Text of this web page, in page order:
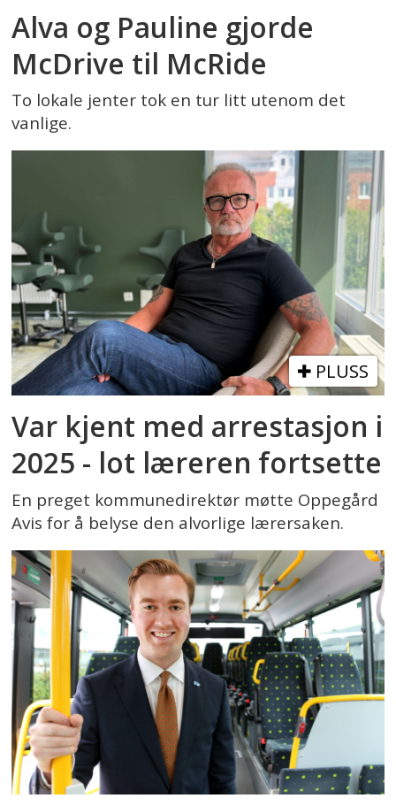
Alva og Pauline gjorde
McDrive til McRide
To lokale jenter tok en tur litt utenom det
vanlige.
PLUSS
Var kjent med arrestasjon i
2025 - lot læreren fortsette
En preget kommunedirektør møtte Oppegård
Avis for å belyse den alvorlige lærersaken.